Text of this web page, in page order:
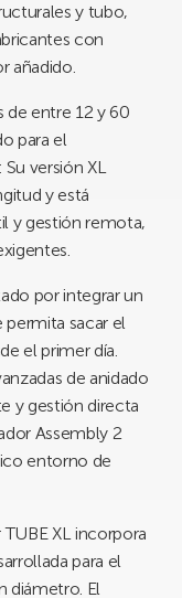
y tubo,
con
añadido.
de entre 12 y 60
para el
versión XL
y está
y gestión remota,
por integrar un
sacar el
el primer día.
de anidado
y gestión directa
Assembly 2
entorno de
XL incorpora
para el
diámetro. El